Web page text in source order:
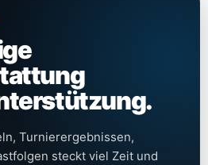
Turnierergebnissen,
steckt viel Zeit und